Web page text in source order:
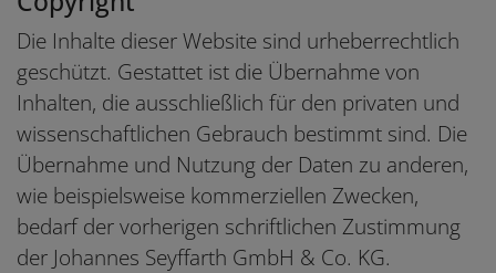
Die Inhalte dieser Website sind urheberrechtlich
geschützt. Gestattet ist die Übernahme von
Inhalten, die ausschließlich für den privaten und
wissenschaftlichen Gebrauch bestimmt sind. Die
Übernahme und Nutzung der Daten zu anderen,
wie beispielsweise kommerziellen Zwecken,
bedarf der vorherigen schriftlichen Zustimmung
der Johannes Seyffarth GmbH & Co. KG.